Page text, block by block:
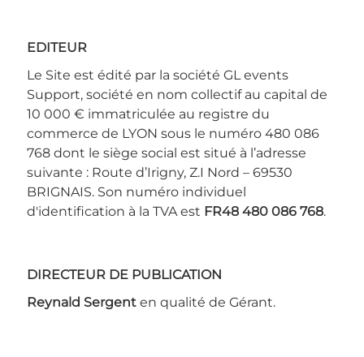
EDITEUR
Le Site est édité par la société GL events
Support, société en nom collectif au capital de
10 000 € immatriculée au registre du
commerce de LYON sous le numéro 480 086
768 dont le siège social est situé à l’adresse
suivante : Route d’Irigny, Z.I Nord – 69530
BRIGNAIS. Son numéro individuel
d'identification à la TVA est FR48 480 086 768.
DIRECTEUR DE PUBLICATION
Reynald Sergenten qualité de Gérant.